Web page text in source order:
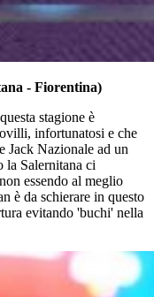
- Fiorentina)
stagione è
infortunatosi e che
Jack Nazionale ad un
la Salernitana ci
essendo al meglio
è da schierare in questo
evitando 'buchi' nella